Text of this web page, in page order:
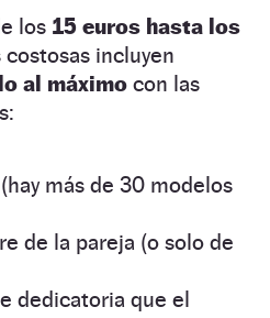
los 15 euros hasta los
incluyen
al máximo con las
más de 30 modelos
de la pareja (o solo de
dedicatoria que el